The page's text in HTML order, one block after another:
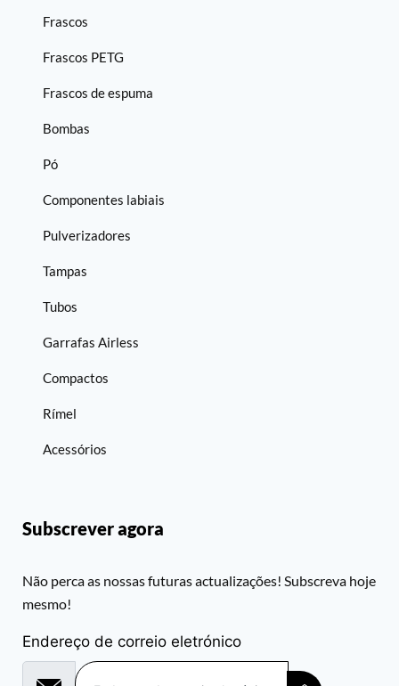
Frascos
Frascos PETG
Frascos de espuma
Bombas
Pó
Componentes labiais
Pulverizadores
Tampas
Tubos
Garrafas Airless
Compactos
Rímel
Acessórios
Subscrever agora
Não perca as nossas futuras actualizações! Subscreva hoje
mesmo!
Endereço de correio eletrónico